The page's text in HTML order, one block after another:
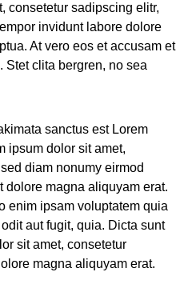
consetetur sadipscing elitr,
invidunt labore dolore
At vero eos et accusam et
Stet clita bergren, no sea
sanctus est Lorem
ipsum dolor sit amet,
diam nonumy eirmod
dolore magna aliquyam erat.
enim ipsam voluptatem quia
aut fugit, quia. Dicta sunt
sit amet, consetetur
magna aliquyam erat.